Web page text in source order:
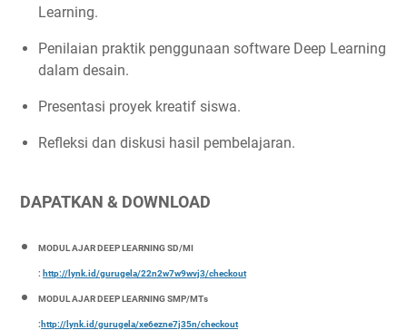
Learning.
Penilaian praktik penggunaan software Deep Learning
dalam desain.
Presentasi proyek kreatif siswa.
Refleksi dan diskusi hasil pembelajaran.
DAPATKAN & DOWNLOAD
MODUL AJAR DEEP LEARNING SD/MI
: http://lynk.id/gurugela/22n2w7w9wvj3/checkout
MODUL AJAR DEEP LEARNING SMP/MTs
: http://lynk.id/gurugela/xe6ezne7j35n/checkout